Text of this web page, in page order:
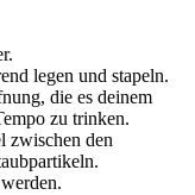
legen und stapeln.
die es deinem
zu trinken.
zwischen den